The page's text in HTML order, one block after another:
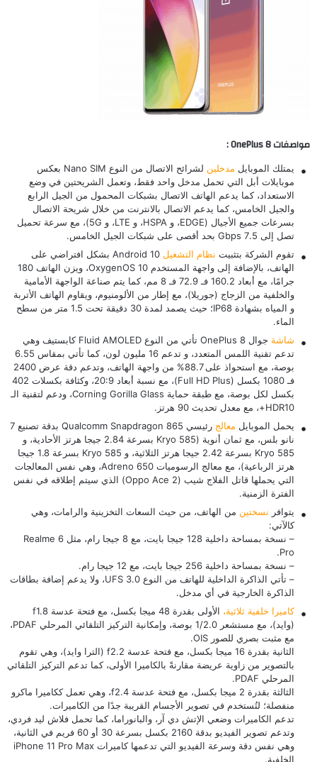
مواصفات OnePlus 8 :
يمتلك الموبايل مدخلين لشرائح الاتصال من النوع Nano SIM بعكس
موبايلات أبل التي تحمل مدخل واحد فقط، وتعمل الشريحتين في وضع
الاستعداد، كما يدعم الهاتف الاتصال بشبكات المحمول من الجيل الرابع
والجيل الخامس، كما يدعم الاتصال بالانترنت من خلال شريحة الاتصال
بسرعات جميع الأجيال (EDGE، و HSPA، و LTE، و 5G)، مع سرعة تحميل
تصل إلى 7.5 Gbps بحد أقصى على شبكات الجيل الخامس.
تقوم الشركة بتثبيت نظام التشغيل
Android 10 بشكل افتراضي على
الهاتف، بالإضافة إلى واجهة المستخدم OxygenOS 10، ويزن الهاتف 180
جرامًا، مع أبعاد 160.2 فـ 72.9 فـ 8 مم، كما يتم صناعة الواجهة الأمامية
والخلفية من الزجاج (جوريلا)، مع إطار من الألومنيوم، ويقاوم الهاتف الأتربة
و المياه بشهادة IP68؛ حيث يصمد لمدة 30 دقيقة تحت 1.5 متر من سطح
الماء.
شاشة
جوال OnePlus 8 تأتي من النوع Fluid AMOLED كابستيف وهي
تدعم تقنية اللمس المتعدد، و تدعم 16 مليون لون، كما تأتي بمقاس 6.55
بوصة، مع استحواذ على 88.7% من واجهة الهاتف، وتدعم دقة عرض 2400
فـ 1080 بكسل (Full HD Plus)، مع نسبة أبعاد 20:9، وكثافة بكسلات 402
بكسل لكل بوصة، مع طبقة حماية Corning Gorilla Glass، ودعم لتقنية الـ
HDR10+، مع معدل تحديث 90 هرتز.
يحمل الموبايل معالج
رئيسي Qualcomm Snapdragon 865 بدقة تصنيع 7
نانو بلس، مع ثمان أنوية (Kryo 585 بسرعة 2.84 جيجا هرتز الأحادية، و
Kryo 585 بسرعة 2.42 جيجا هرتز الثلاثية، و Kryo 585 بسرعة 1.8 جيجا
هرتز الرباعية)، مع معالج الرسوميات Adreno 650، وهي نفس المعالجات
التي يحملها قاتل الفلاج شيب (Oppo Ace 2) الذي سيتم إطلاقه في نفس
الفترة الزمنية.
يتوافر نسختين من الهاتف، من حيث السعات التخزينية والرامات، وهي
كالآتي:
– نسخة بمساحة داخلية 128 جيجا بايت، مع 8 جيجا رام، مثل
Realme 6
Pro
.
– نسخة بمساحة داخلية 256 جيجا بايت، مع 12 جيجا رام.
– تأتي الذاكرة الداخلية للهاتف من النوع UFS 3.0، ولا يدعم إضافة بطاقات
الذاكرة الخارجية في أي مدخل.
كاميرا خلفية ثلاثية،
الأولى بقدرة 48 ميجا بكسل، مع فتحة عدسة f1.8
(وايد)، مع مستشعر 1/2.0 بوصة، وإمكانية التركيز التلقائي المرحلي PDAF،
مع مثبت بصري للصور OIS.
الثانية بقدرة 16 ميجا بكسل، مع فتحة عدسة f2.2 (الترا وايد)، وهي تقوم
بالتصوير من زاوية عريضة مقارنةً بالكاميرا الأولى، كما تدعم التركيز التلقائي
المرحلي PDAF.
الثالثة بقدرة 2 ميجا بكسل، مع فتحة عدسة f2.4، وهي تعمل ككاميرا ماكرو
منفصلة؛ لتُستخدم في تصوير الأجسام القريبة جدًا من الكاميرات.
تدعم الكاميرات وضعي الإتش دي آر، والبانوراما، كما تحمل فلاش ليد فردي،
وتدعم تصوير الفيديو بدقة 2160 بكسل بسرعة 30 أو 60 فريم في الثانية،
وهي نفس دقة وسرعة الفيديو التي تدعمها كاميرات iPhone 11 Pro Max
الخلفية.